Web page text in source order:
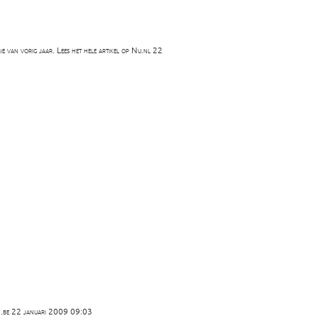
van vorig jaar. Lees het hele artikel op Nu.nl 22
22 januari 2009 09:03